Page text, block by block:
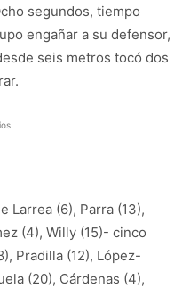
segundos, tiempo
engañar a su defensor,
seis metros tocó dos
Larrea (6), Parra (13),
(4), Willy (15)- cinco
Pradilla (12), López-
(20), Cárdenas (4),